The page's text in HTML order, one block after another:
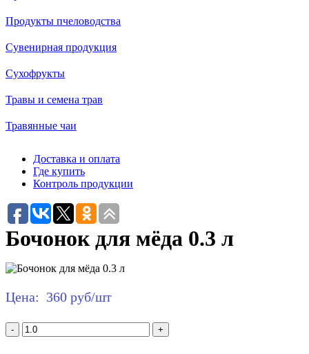
Продукты пчеловодства
Сувенирная продукция
Сухофрукты
Травы и семена трав
Травянные чаи
Доставка и оплата
Где купить
Контроль продукции
Бочонок для мёда 0.3 л
Цена: 360 руб/шт
- +